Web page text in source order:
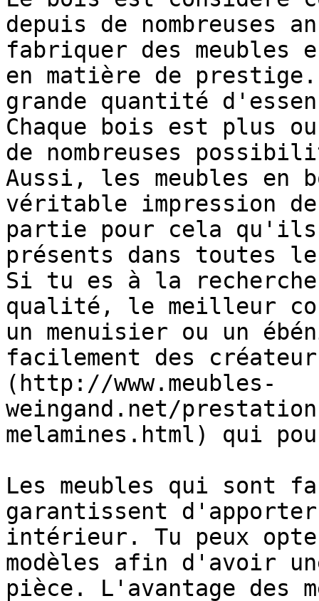
depuis de nombreuses
fabriquer des meubles
en matière de
grande quantité
Chaque bois est plus
de nombreuses
Aussi, les meubles en
véritable impression
partie pour cela qu'ils
présents dans toutes
Si tu es à la
qualité, le meilleur
un menuisier ou un
facilement des
(http://www.meubles-
weingand.net/
melamines.html) qui
Les meubles qui sont
garantissent
intérieur. Tu peux
modèles afin d'avoir
pièce. L'avantage des